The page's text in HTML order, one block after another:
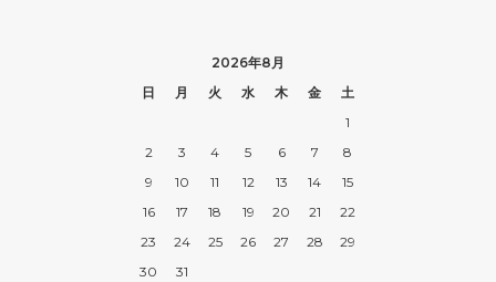
2026年8月
日
月 火 水 木 金
土
1
2
3 4 5 6 7
8
9
10 11 12 13 14
15
16
17 18 19 20 21
22
23
24 25 26 27 28
29
30
31